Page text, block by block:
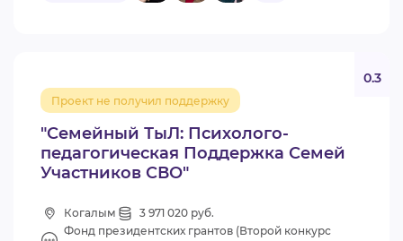
"Семейный ТыЛ: Психолого-
педагогическая Поддержка Семей
Участников СВО"
Проект не получил поддержку
0.3
Когалым
3 971 020 руб.
Фонд президентских грантов (Второй конкурс